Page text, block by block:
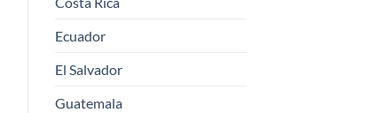
Ecuador
El Salvador
Guatemala